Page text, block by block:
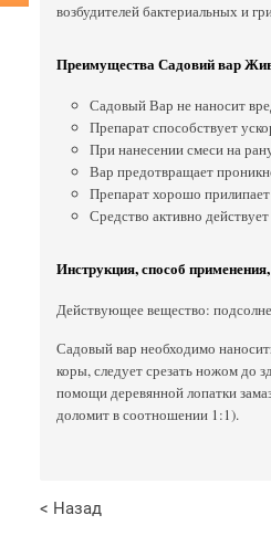
возбудителей бактериальных и
Преимущества Садовий вар
Садовый Вар не наносит
Препарат способствует
При нанесении смеси на
Вар предотвращает
Препарат хорошо
Средство активно
Инструкция, способ
Действующее вещество:
Садовый вар необходимо
коры, следует срезать ножом до
помощи деревянной лопатки
доломит в соотношении 1:1).
< Назад